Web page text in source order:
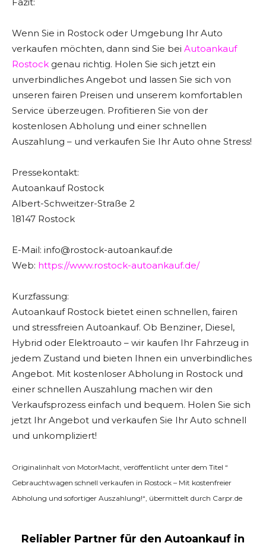
Wenn Sie in Rostock oder Umgebung Ihr Auto
verkaufen möchten, dann sind Sie bei Autoankauf
Rostock genau richtig. Holen Sie sich jetzt ein
unverbindliches Angebot und lassen Sie sich von
unseren fairen Preisen und unserem komfortablen
Service überzeugen. Profitieren Sie von der
kostenlosen Abholung und einer schnellen
Auszahlung – und verkaufen Sie Ihr Auto ohne Stress!
Pressekontakt:
Autoankauf Rostock
Albert-Schweitzer-Straße 2
18147 Rostock
E-Mail: info@rostock-autoankauf.de
Web: https://www.rostock-autoankauf.de/
Kurzfassung:
Autoankauf Rostock bietet einen schnellen, fairen
und stressfreien Autoankauf. Ob Benziner, Diesel,
Hybrid oder Elektroauto – wir kaufen Ihr Fahrzeug in
jedem Zustand und bieten Ihnen ein unverbindliches
Angebot. Mit kostenloser Abholung in Rostock und
einer schnellen Auszahlung machen wir den
Verkaufsprozess einfach und bequem. Holen Sie sich
jetzt Ihr Angebot und verkaufen Sie Ihr Auto schnell
und unkompliziert!
Originalinhalt von MotorMacht, veröffentlicht unter dem Titel “
Gebrauchtwagen schnell verkaufen in Rostock – Mit kostenfreier
Abholung und sofortiger Auszahlung!“, übermittelt durch Carpr.de
Reliabler Partner für den Autoankauf in